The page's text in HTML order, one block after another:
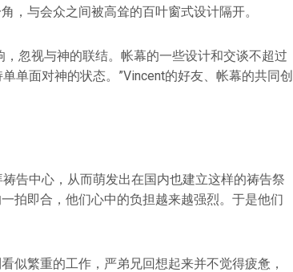
，与会众之间被高耸的百叶窗式设计隔开。
忽视与神的联结。帐幕的一些设计和交谈不超过
单面对神的状态。”Vincent的好友、帐幕的共同创
告中心，从而萌发出在国内也建立这样的祷告祭
拍即合，他们心中的负担越来越强烈。于是他们
似繁重的工作，严弟兄回想起来并不觉得疲惫，